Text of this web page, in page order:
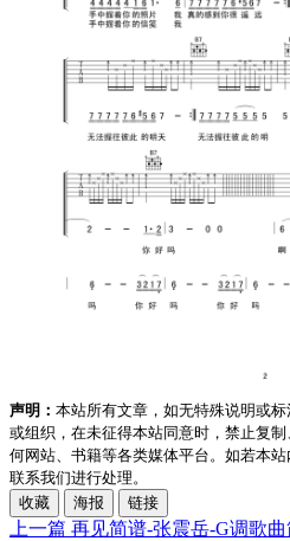
声明： 本站所有文章，如无特殊说明或
或组织，在未征得本站同意时，禁止复
何网站、书籍等各类媒体平台。如若本
联系我们进行处理。
收藏
海报 链接
上一篇 再见简谱-张震岳-G调歌